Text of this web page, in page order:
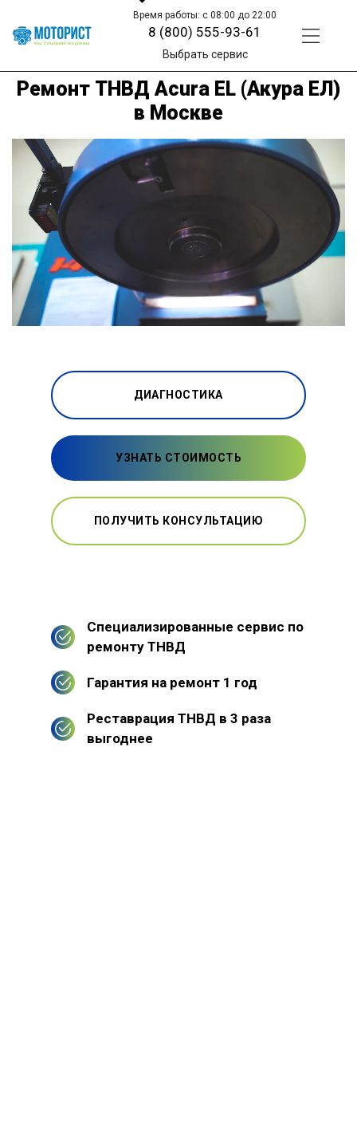
Время работы: с 08:00 до 22:00
8 (800) 555-93-61
Выбрать сервис
Ремонт ТНВД Acura EL (Акура ЕЛ)
в Москве
ДИАГНОСТИКА
УЗНАТЬ СТОИМОСТЬ
ПОЛУЧИТЬ КОНСУЛЬТАЦИЮ
Специализированные сервис по
ремонту ТНВД
Гарантия на ремонт 1 год
Реставрация ТНВД в 3 раза
выгоднее